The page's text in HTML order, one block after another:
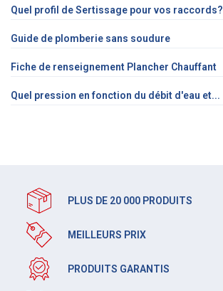
Quel profil de Sertissage pour vos raccords?
Guide de plomberie sans soudure
Fiche de renseignement Plancher Chauffant
Quel pression en fonction du débit d'eau et...
PLUS DE 20 000 PRODUITS
MEILLEURS PRIX
PRODUITS GARANTIS